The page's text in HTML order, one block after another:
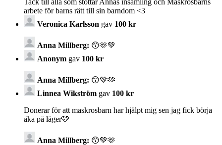
Tack till alla som stöttar Annas insamling och Maskrosbarns
arbete för barns rätt till sin barndom <3
Veronica Karlsson gav 100 kr
Anna Millberg: 😙🫶💚
Anonym gav 100 kr
Anna Millberg: 😙💚🫶
Linnea Wikström gav 100 kr
Donerar för att maskrosbarn har hjälpt mig sen jag fick börja
åka på läger🩷
Anna Millberg: 😙💚🫶